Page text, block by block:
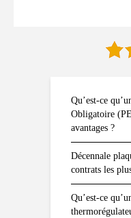
Qu’est-ce
Obligatoire
avantages ?
Décennale
contrats les
Qu’est-ce